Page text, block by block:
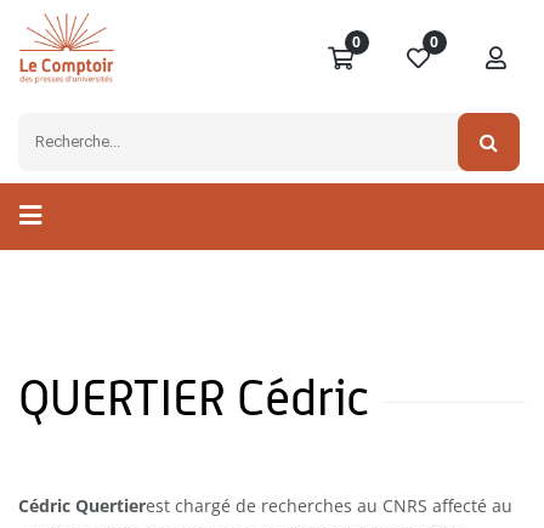
0 0
QUERTIER Cédric
Cédric Quertierest chargé de recherches au CNRS affecté au